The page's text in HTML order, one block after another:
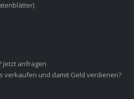
Jetzt anfragen
verkaufen und damit Geld verdienen?